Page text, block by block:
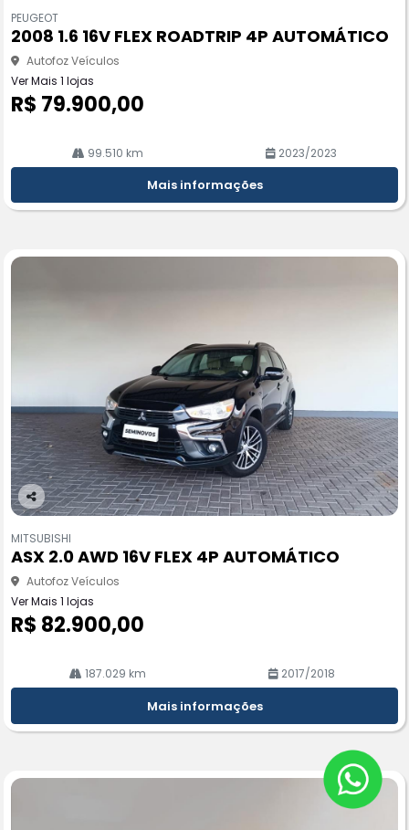
pa
rtil
he
PEUGEOT
2008 1.6 16V FLEX ROADTRIP 4P AUTOMÁTICO
Autofoz Veículos
Ver Mais 1 lojas
R$ 79.900,00
99.510 km 2023/2023
Mais informações
Co
pa
rtil
he
MITSUBISHI
ASX 2.0 AWD 16V FLEX 4P AUTOMÁTICO
Autofoz Veículos
Ver Mais 1 lojas
R$ 82.900,00
187.029 km 2017/2018
Mais informações